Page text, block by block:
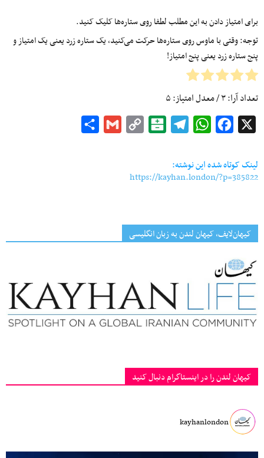
برای امتیاز دادن به این مطلب لطفا روی ستاره‌ها کلیک کنید.
توجه: وقتی با ماوس روی ستاره‌ها حرکت می‌کنید، یک ستاره زرد یعنی یک امتیاز و
پنج ستاره زرد یعنی پنج امتیاز!
تعداد آرا:۳/ معدل امتیاز:۵
Facebook
WhatsApp
Telegram
Balatarin
Copy
Gmail
لینک کوتاه شده این نوشته:
https://kayhan.london/?p=385822
کیهان‌لایف، کیهان لندن به زبان انگلیسی
کیهان لندن را در اینستاگرام دنبال کنید
kayhanlondon